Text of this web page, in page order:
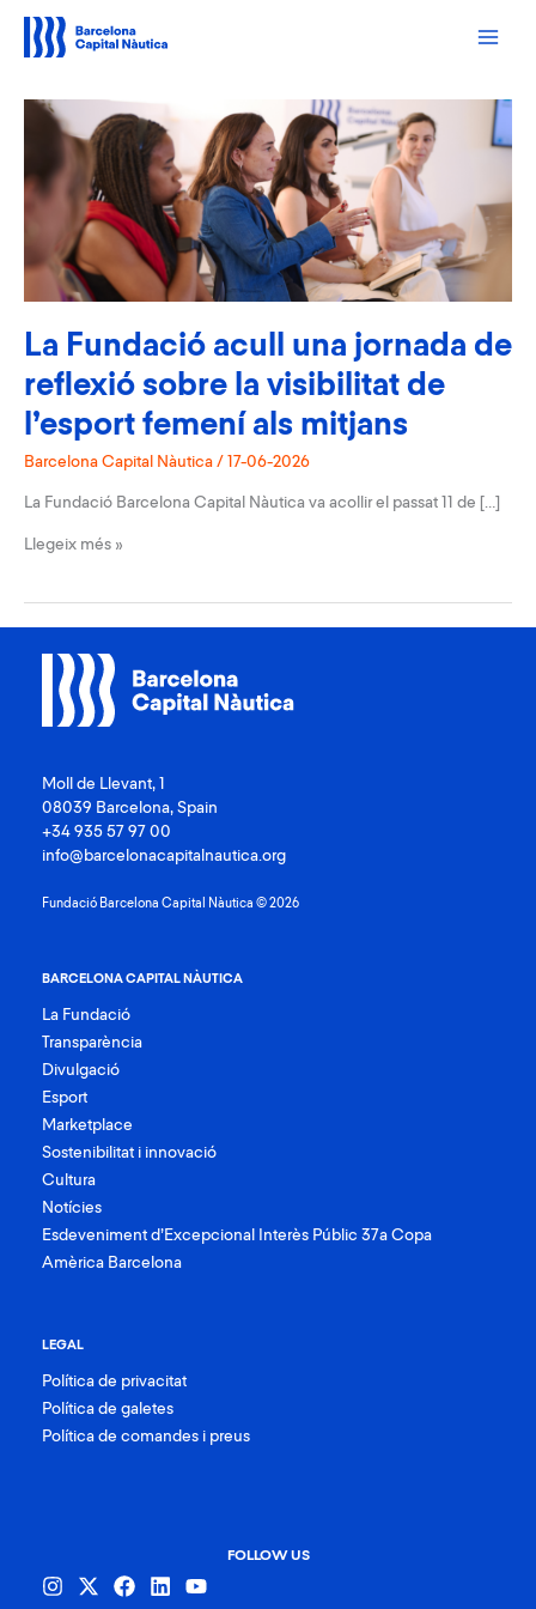
contingut
La Fundació acull una jornada de
reflexió sobre la visibilitat de
l’esport femení als mitjans
Barcelona Capital Nàutica / 17-06-2026
La Fundació Barcelona Capital Nàutica va acollir el passat 11 de […]
La
una
jornada
reflexió
sobre
visibilitat
femení
mitjans
Llegeix més »
Moll de Llevant, 1
08039 Barcelona, Spain
+34 935 57 97 00
info@barcelonacapitalnautica.org
Fundació Barcelona Capital Nàutica © 2026
BARCELONA CAPITAL NÀUTICA
La Fundació
Transparència
Divulgació
Esport
Marketplace
Sostenibilitat i innovació
Cultura
Notícies
Esdeveniment d’Excepcional Interès Públic 37a Copa
Amèrica Barcelona
LEGAL
Política de privacitat
Política de galetes
Política de comandes i preus
FOLLOW US